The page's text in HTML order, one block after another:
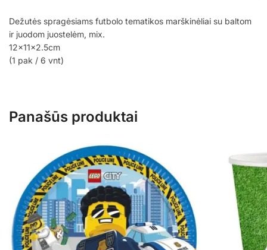
Dežutės spragėsiams futbolo tematikos marškinėliai su baltom
ir juodom juostelėm, mix.
12x11x2.5cm
(1 pak / 6 vnt)
Panašūs produktai